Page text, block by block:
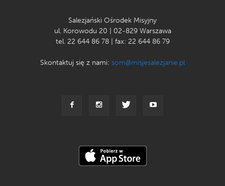
Salezjański Ośrodek Misyjny
ul. Korowodu 20 | 02-829 Warszawa
tel. 22 644 86 78 | fax: 22 644 86 79
Skontaktuj się z nami: som@misjesalezjanie.pl